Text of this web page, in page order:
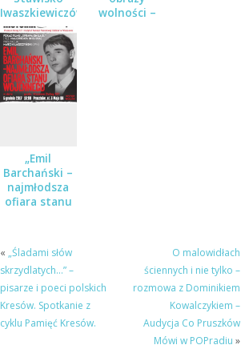
Iwaszkiewiczów
w czasie
wojny i
pokoju
wolności –
„Emil
Barchański –
najmłodsza
ofiara stanu
Muzeum
Dulag 121
« „Śladami słów
skrzydlatych…” –
pisarze i poeci polskich
Kresów. Spotkanie z
cyklu Pamięć Kresów.
O malowidłach
ściennych i nie tylko –
rozmowa z Dominikiem
Kowalczykiem –
Audycja Co Pruszków
Mówi w POPradiu »